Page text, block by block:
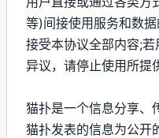
等)间接使用服务和数
接受本协议全部内容;
异议，请停止使用所提
猫扑是一个信息分享、
猫扑发表的信息为公开